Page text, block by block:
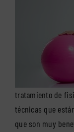
tratamiento de
técnicas que
que son muy